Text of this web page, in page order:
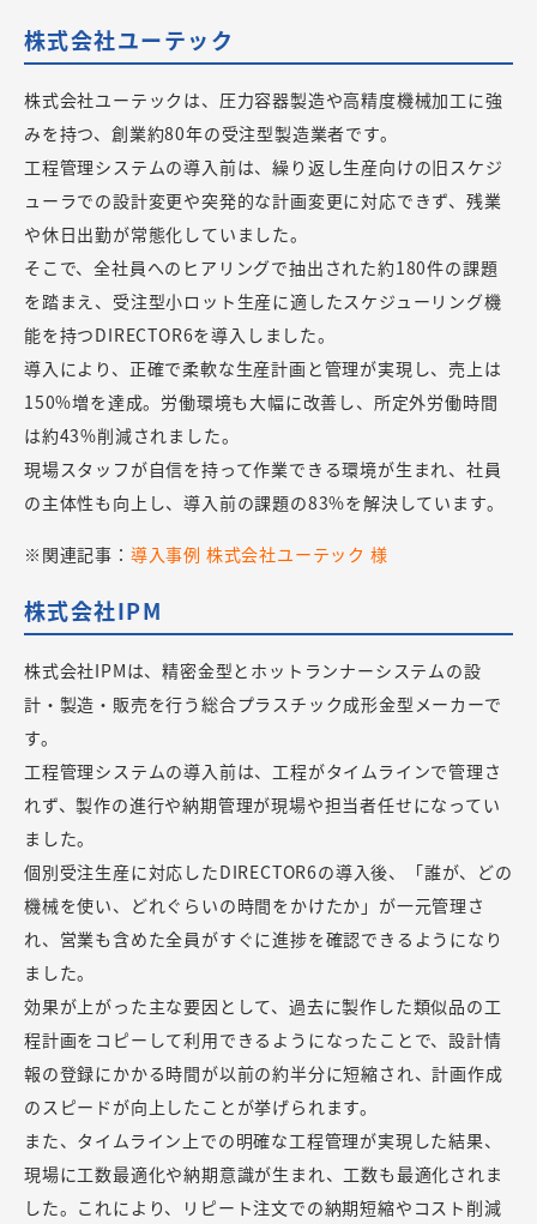
株式会社ユーテック
株式会社ユーテックは、圧力容器製造や高精度機械加工に強
みを持つ、創業約80年の受注型製造業者です。
工程管理システムの導入前は、繰り返し生産向けの旧スケジ
ューラでの設計変更や突発的な計画変更に対応できず、残業
や休日出勤が常態化していました。
そこで、全社員へのヒアリングで抽出された約180件の課題
を踏まえ、受注型小ロット生産に適したスケジューリング機
能を持つDIRECTOR6を導入しました。
導入により、正確で柔軟な生産計画と管理が実現し、売上は
150%増を達成。労働環境も大幅に改善し、所定外労働時間
は約43%削減されました。
現場スタッフが自信を持って作業できる環境が生まれ、社員
の主体性も向上し、導入前の課題の83%を解決しています。
※関連記事： 導入事例 株式会社ユーテック 様
株式会社IPM
株式会社IPMは、精密金型とホットランナーシステムの設
計・製造・販売を行う総合プラスチック成形金型メーカーで
す。
工程管理システムの導入前は、工程がタイムラインで管理さ
れず、製作の進行や納期管理が現場や担当者任せになってい
ました。
個別受注生産に対応したDIRECTOR6の導入後、「誰が、どの
機械を使い、どれぐらいの時間をかけたか」が一元管理さ
れ、営業も含めた全員がすぐに進捗を確認できるようになり
ました。
効果が上がった主な要因として、過去に製作した類似品の工
程計画をコピーして利用できるようになったことで、設計情
報の登録にかかる時間が以前の約半分に短縮され、計画作成
のスピードが向上したことが挙げられます。
また、タイムライン上での明確な工程管理が実現した結果、
現場に工数最適化や納期意識が生まれ、工数も最適化されま
した。これにより、リピート注文での納期短縮やコスト削減